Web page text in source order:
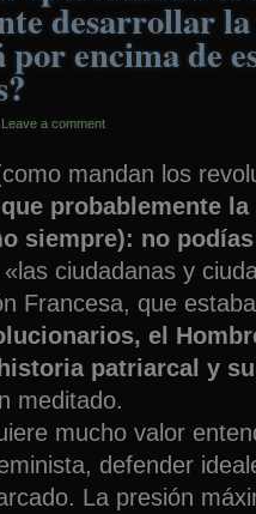
desarrollar
encima de
Leave a comment
mandan los
probablemente
siempre): no
«las ciudadanas y
Francesa, que
el
patriarcal y
meditado.
mucho valor
defender
La presión